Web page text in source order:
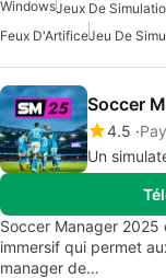
WindowsJeux De
Feux D'ArtificeJeu De
Soccer
4.5
Un
Soccer Manager
immersif qui permet
manager de…